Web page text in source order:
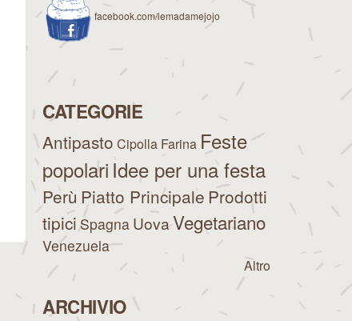
facebook.com/lemadamejojo
CATEGORIE
Antipasto Cipolla Farina Feste
popolari Idee per una festa
Perù Piatto Principale Prodotti
tipici Spagna UovaVegetariano
Venezuela
Altro
ARCHIVIO